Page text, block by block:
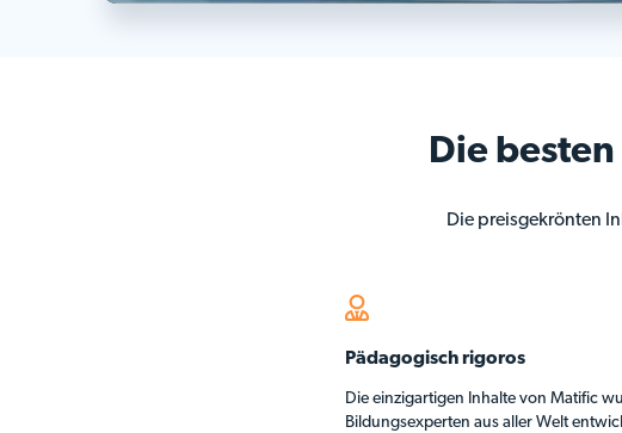
Die
Die preisgekrönten
Pädagogisch rigoros
Die einzigartigen Inhalte von Matific
Bildungsexperten aus aller Welt